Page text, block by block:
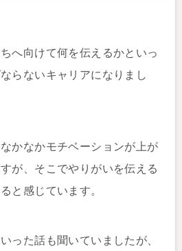
へ向けて何を伝えるかといっ
らないキャリアになりまし
かなかモチベーションが上が
が、そこでやりがいを伝える
と感じています。
った話も聞いていましたが、